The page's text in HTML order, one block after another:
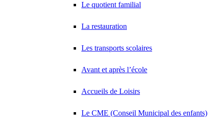
Le quotient familial
La restauration
Les transports scolaires
Avant et après l’école
Accueils de Loisirs
Le CME (Conseil Municipal des enfants)